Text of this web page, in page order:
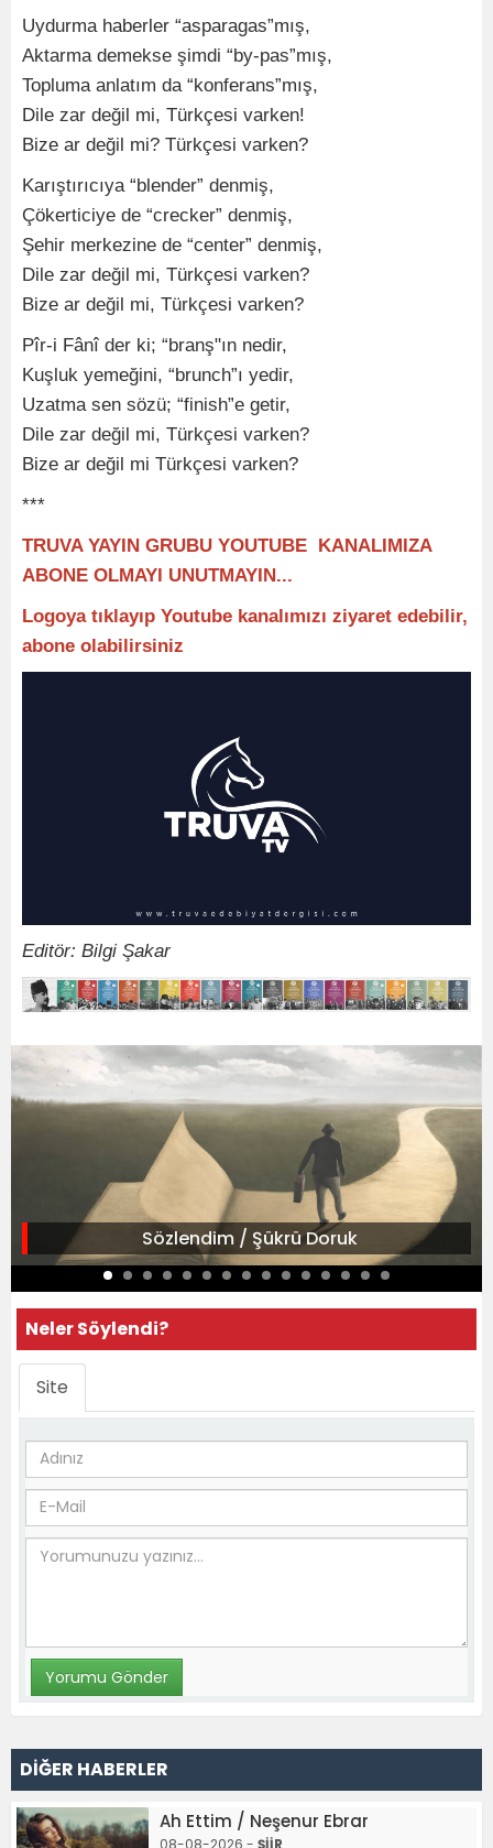
Uydurma haberler “asparagas”mış,
Aktarma demekse şimdi “by-pas”mış,
Topluma anlatım da “konferans”mış,
Dile zar değil mi, Türkçesi varken!
Bize ar değil mi? Türkçesi varken?
Karıştırıcıya “blender” denmiş,
Çökerticiye de “crecker” denmiş,
Şehir merkezine de “center” denmiş,
Dile zar değil mi, Türkçesi varken?
Bize ar değil mi, Türkçesi varken?
Pîr-i Fânî der ki; “branş"ın nedir,
Kuşluk yemeğini, “brunch”ı yedir,
Uzatma sen sözü; “finish”e getir,
Dile zar değil mi, Türkçesi varken?
Bize ar değil mi Türkçesi varken?
***
TRUVA YAYIN GRUBU YOUTUBE KANALIMIZA
ABONE OLMAYI UNUTMAYIN...
Logoya tıklayıp Youtube kanalımızı ziyaret edebilir,
abone olabilirsiniz
Editör: Bilgi Şakar
Sözlendim / Şükrü Doruk
Neler Söylendi?
Site
DİĞER HABERLER
Ah Ettim / Neşenur Ebrar
08-08-2026 - ŞİİR